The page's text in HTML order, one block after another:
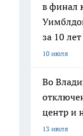
в финал
за 10 лет
10 июля
Во
центр и
13 июля